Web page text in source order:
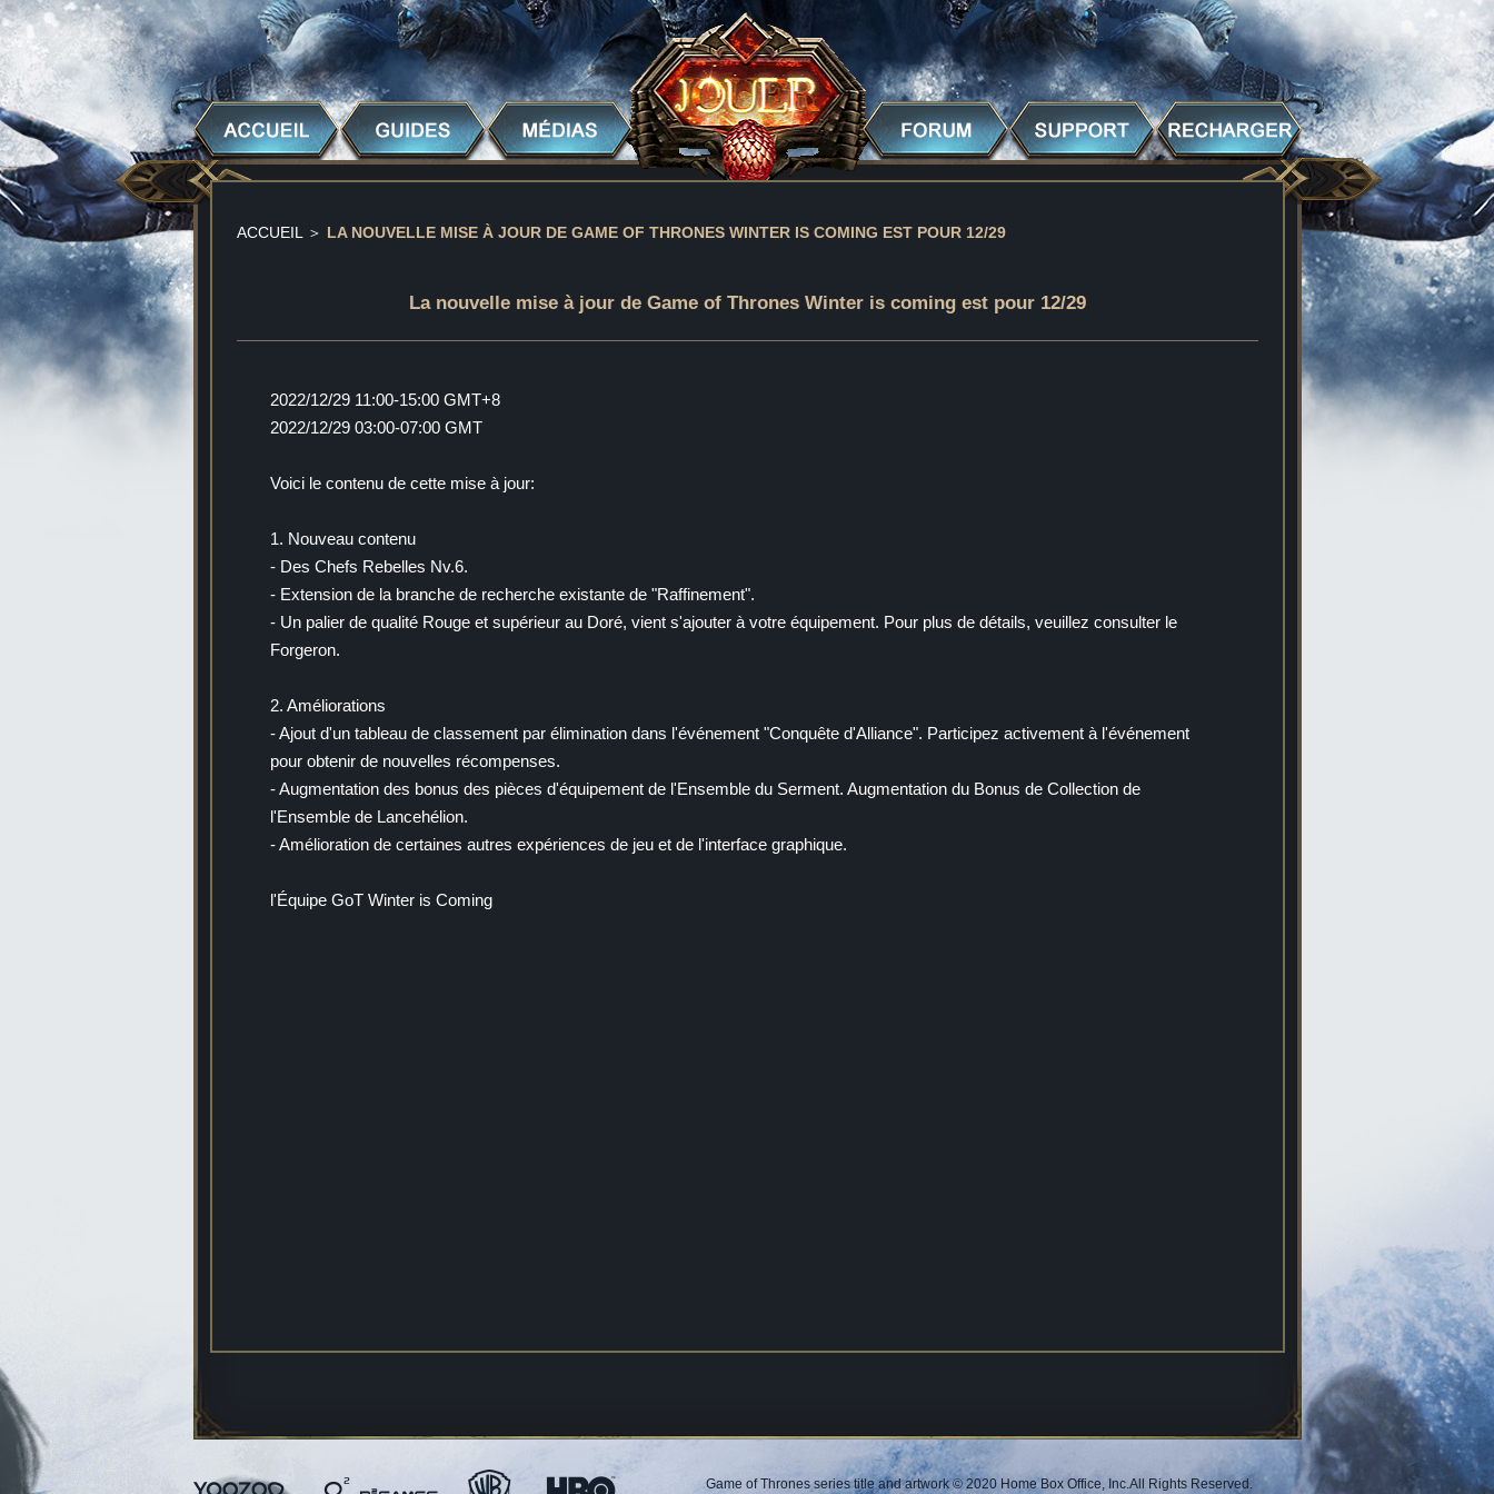
ACCUEIL ＞ LA NOUVELLE MISE À JOUR DE GAME OF THRONES WINTER IS COMING EST POUR 12/29
La nouvelle mise à jour de Game of Thrones Winter is coming est pour 12/29
2022/12/29 11:00-15:00 GMT+8
2022/12/29 03:00-07:00 GMT
Voici le contenu de cette mise à jour:
1. Nouveau contenu
- Des Chefs Rebelles Nv.6.
- Extension de la branche de recherche existante de "Raffinement".
- Un palier de qualité Rouge et supérieur au Doré, vient s'ajouter à votre équipement. Pour plus de détails, veuillez consulter le
Forgeron.
2. Améliorations
- Ajout d'un tableau de classement par élimination dans l'événement "Conquête d'Alliance". Participez activement à l'événement
pour obtenir de nouvelles récompenses.
- Augmentation des bonus des pièces d'équipement de l'Ensemble du Serment. Augmentation du Bonus de Collection de
l'Ensemble de Lancehélion.
- Amélioration de certaines autres expériences de jeu et de l'interface graphique.
l'Équipe GoT Winter is Coming
Game of Thrones series title and artwork © 2020 Home Box Office, Inc.All Rights Reserved.